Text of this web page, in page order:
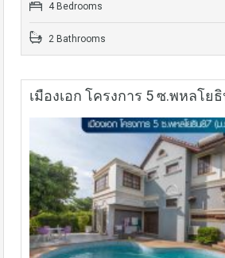
4 Bedrooms
2 Bathrooms
เมืองเอก โครงการ 5 ซ.พหลโย